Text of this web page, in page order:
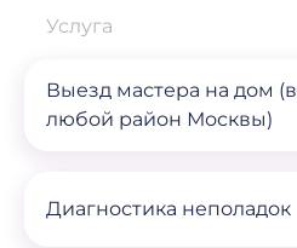
Услуга
Выезд мастера на дом (в
любой район Москвы)
Диагностика неполадок